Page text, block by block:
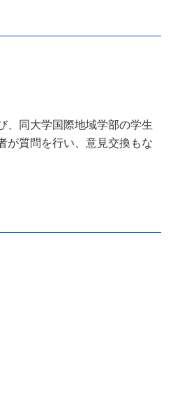
、同大学国際地域学部の学生
が質問を行い、意見交換もな